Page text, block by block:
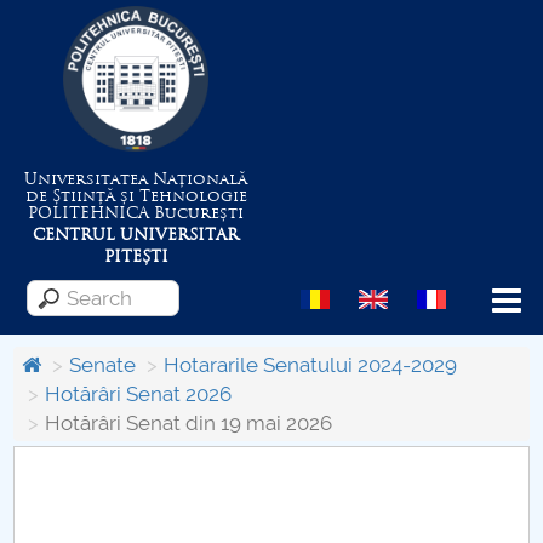
Universitatea Națională
de Știință și Tehnologie
POLITEHNICABucurești
CENTRUL UNIVERSITAR
PITEȘTI
Menu
About the University
Senate
Hotararile Senatului 2024-2029
Hotărâri Senat 2026
Hotărâri Senat din 19 mai 2026